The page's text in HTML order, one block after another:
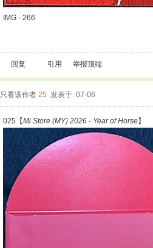
IMG - 266
回复 引用 举报顶端
只看该作者 25 发表于: 07-06
025【Mi Store (MY) 2026 - Year of Horse】